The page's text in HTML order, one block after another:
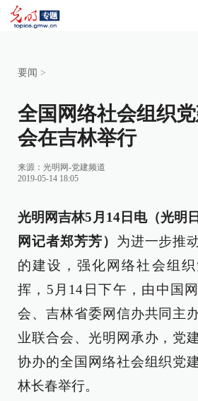
要闻 >
全国网络社会组织
会在吉林举行
来源： 光明网-党建频道
2019-05-14 18:05
光明网吉林5月14日电（光明
网记者郑芳芳） 为进一步推
的建设，强化网络社会组
挥，5月14日下午，由中国
会、吉林省委网信办共同主
业联合会、光明网承办，党
协办的全国网络社会组织党
林长春举行。